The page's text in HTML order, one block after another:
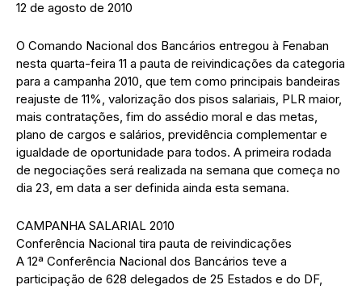
12 de agosto de 2010
O Comando Nacional dos Bancários entregou à Fenaban
nesta quarta-feira 11 a pauta de reivindicações da categoria
para a campanha 2010, que tem como principais bandeiras
reajuste de 11%, valorização dos pisos salariais, PLR maior,
mais contratações, fim do assédio moral e das metas,
plano de cargos e salários, previdência complementar e
igualdade de oportunidade para todos. A primeira rodada
de negociações será realizada na semana que começa no
dia 23, em data a ser definida ainda esta semana.
CAMPANHA SALARIAL 2010
Conferência Nacional tira pauta de reivindicações
A 12ª Conferência Nacional dos Bancários teve a
participação de 628 delegados de 25 Estados e do DF,